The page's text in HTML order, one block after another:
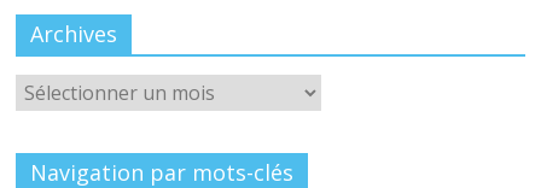
Archives
Archives
Navigation par mots-clés